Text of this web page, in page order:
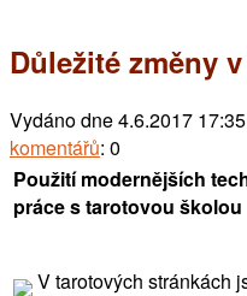
Důležité změny
Vydáno dne4.6.2017
komentářů: 0
Použití modernějších
práce s tarotovou školou
V tarotových stránkách